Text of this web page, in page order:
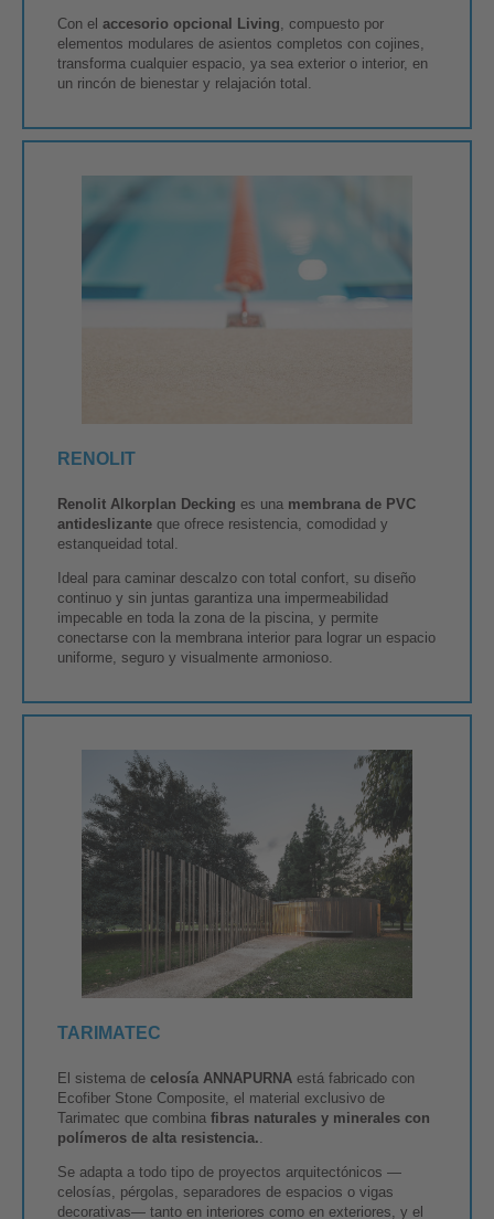
Con el accesorio opcional Living , compuesto por
elementos modulares de asientos completos con cojines,
transforma cualquier espacio, ya sea exterior o interior, en
un rincón de bienestar y relajación total.
RENOLIT
Renolit Alkorplan Decking es una membrana de PVC
antideslizante que ofrece resistencia, comodidad y
estanqueidad total.
Ideal para caminar descalzo con total confort, su diseño
continuo y sin juntas garantiza una impermeabilidad
impecable en toda la zona de la piscina, y permite
conectarse con la membrana interior para lograr un espacio
uniforme, seguro y visualmente armonioso.
TARIMATEC
El sistema de celosía ANNAPURNA está fabricado con
Ecofiber Stone Composite, el material exclusivo de
Tarimatec que combina fibras naturales y minerales con
polímeros de alta resistencia.
Se adapta a todo tipo de proyectos arquitectónicos —
celosías, pérgolas, separadores de espacios o vigas
decorativas— tanto en interiores como en exteriores, y el